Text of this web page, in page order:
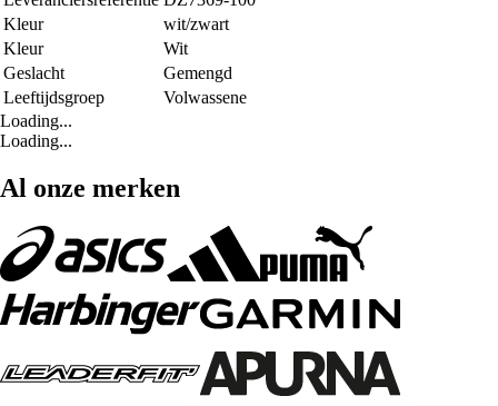
Kleur
wit/zwart
Kleur
Wit
Geslacht
Gemengd
Leeftijdsgroep
Volwassene
Loading...
Loading...
Al onze merken